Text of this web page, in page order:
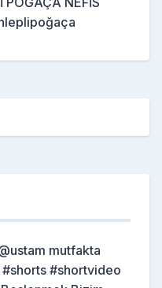
mutfakta
#shortvideo